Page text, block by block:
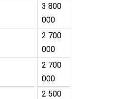
3 800
000
2 700
000
2 700
000
2 500